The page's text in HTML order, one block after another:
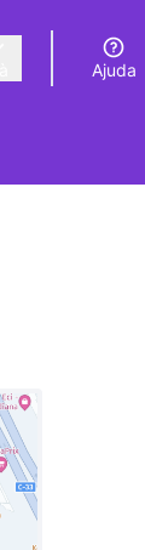
llengua Elegir
Ajuda